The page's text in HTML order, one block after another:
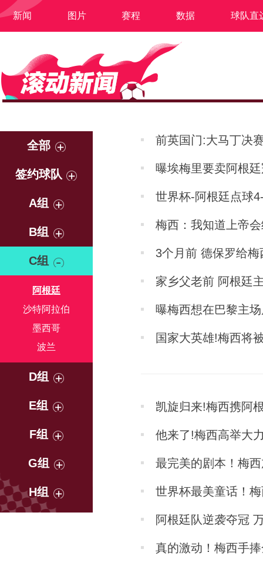
新闻 图片 赛程 数据 球队直
全部
签约球队
A组
B组
C组
阿根廷
沙特阿拉伯
墨西哥
波兰
D组
E组
F组
G组
H组
前英国门:大马丁决
曝埃梅里要卖阿根
世界杯-阿根廷点球
梅西：我知道上帝
3个月前 德保罗给
家乡父老前 阿根廷
曝梅西想在巴黎主
国家大英雄!梅西将
凯旋归来!梅西携阿
他来了!梅西高举大
最完美的剧本！梅
世界杯最美童话！
阿根廷队逆袭夺冠
真的激动！梅西手